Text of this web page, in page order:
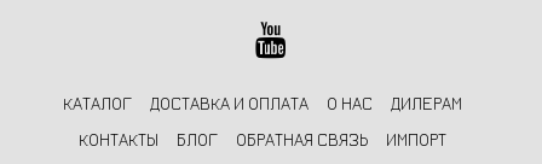
КАТАЛОГ ДОСТАВКА И ОПЛАТА О НАС
ДИЛЕРАМ
КОНТАКТЫ
БЛОГ ОБРАТНАЯ СВЯЗЬ
ИМПОРТ